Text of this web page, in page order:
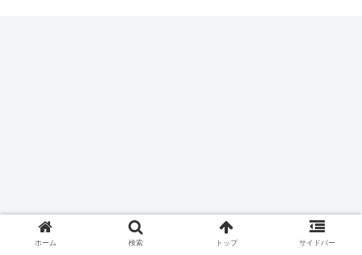
ホーム 検索 トップ サイドバー